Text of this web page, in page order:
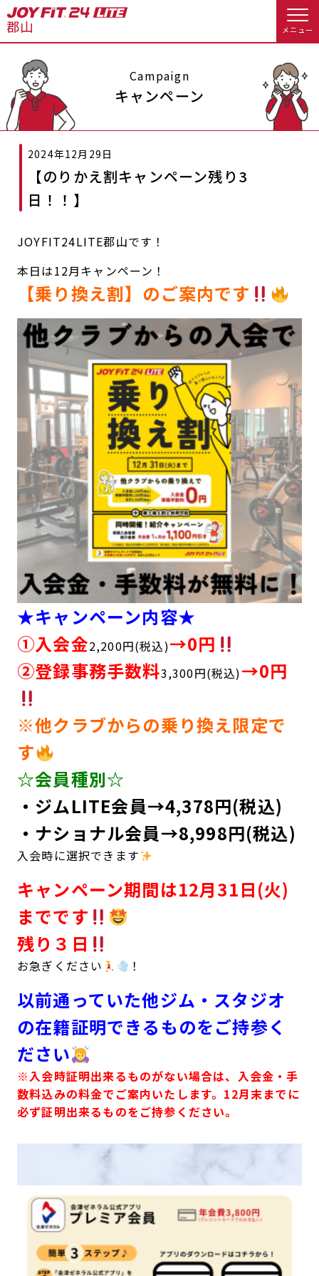
メニュー
店舗トップ
会員様向けのご案内
会員の方へトップ
会員様へのお知らせ
アクセス
よくあるご質問 店舗へのお問い合わせ
入会のお手続きをする
Appで入会手続き
入会を悩まれている方へトップ
キャンペーン 料金のご案内
アクセス 店舗情報・サービス
見学・体験 スタジオプログラム情報
入会方法 よくあるご質問
店舗へのお問い合わせ
JOYFIT総合トップ JOYFIT
JOYFIT YOGA
JOYFIT+ 店舗を探す
Campaign
キャンペーン
2024年12月29日
【のりかえ割キャンペーン残り3
日！！】
JOYFIT24LITE郡山です！
本日は12月キャンペーン！
【乗り換え割】のご案内です
★キャンペーン内容★
①入会金2,200円(税込)→0円
②登録事務手数料3,300円(税込)→0円
※他クラブからの乗り換え限定で
す
☆会員種別☆
・ジムLITE会員→4,378円(税込)
・ナショナル会員→8,998円(税込)
入会時に選択できます
キャンペーン期間は12月31日(火)
までです
残り３日
お急ぎください ！
以前通っていた他ジム・スタジオ
の在籍証明できるものをご持参く
ださい
※入会時証明出来るものがない場合は、入会金・手
数料込みの料金でご案内いたします。12月末までに
必ず証明出来るものをご持参ください。